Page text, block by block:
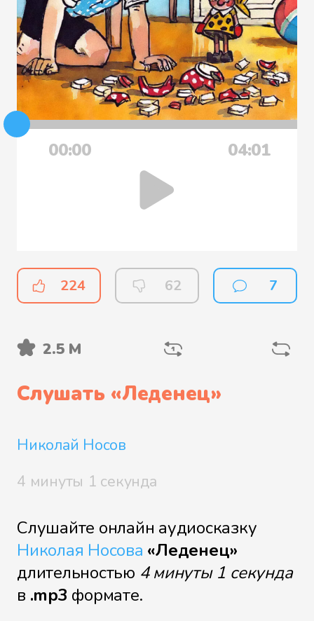
00:00 04:01
224 62 7
2.5 М
Слушать «Леденец»
Николай Носов
4 минуты 1 секунда
Слушайте онлайн аудиосказку
Николая Носова «Леденец»
длительностью 4 минуты 1 секунда
в .mp3 формате.